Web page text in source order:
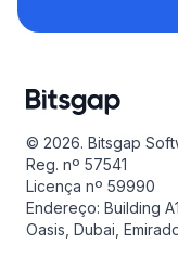
© 2026. Bitsgap
Reg. nº 57541
Licença nº 59990
Endereço: Building
Oasis, Dubai,